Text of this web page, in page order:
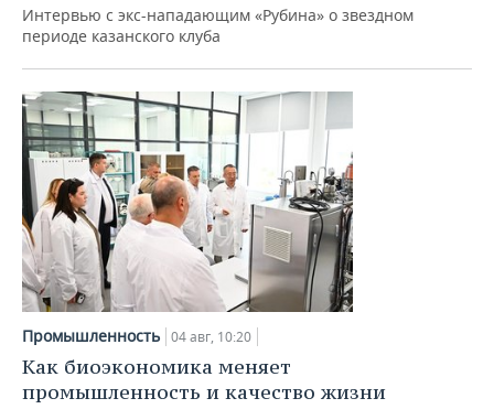
Интервью с экс-нападающим «Рубина» о звездном
периоде казанского клуба
Промышленность 04 авг, 10:20
Как биоэкономика меняет
промышленность и качество жизни